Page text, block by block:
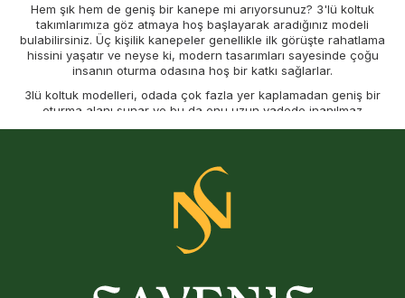
Hem şık hem de geniş bir kanepe mi arıyorsunuz? 3'lü koltuk
takımlarımıza göz atmaya hoş başlayarak aradığınız modeli
bulabilirsiniz. Üç kişilik kanepeler genellikle ilk görüşte rahatlama
hissini yaşatır ve neyse ki, modern tasarımları sayesinde çoğu
insanın oturma odasına hoş bir katkı sağlarlar.
3lü koltuk modelleri, odada çok fazla yer kaplamadan geniş bir
oturma alanı sunar ve bu da onu uzun vadede inanılmaz
fiyatları sitemizde her bütçeye hitap etmektedir.
Savenis Mobilya sitemizden çeşitli renk, stil ve
konfigürasyonlardaki 3'lü kanepe serisini keşfedin. Geniş ve rahat
bir oturma alanı sağlayacak kadar büyüktürler, ancak küçük bir ev
için uyumsuz olacak kadar da hantal değildirler. Bu sayfadaki 3'lü
koltuk takımlarını inceleyin ve kişisel tarzınıza en uygun olanı